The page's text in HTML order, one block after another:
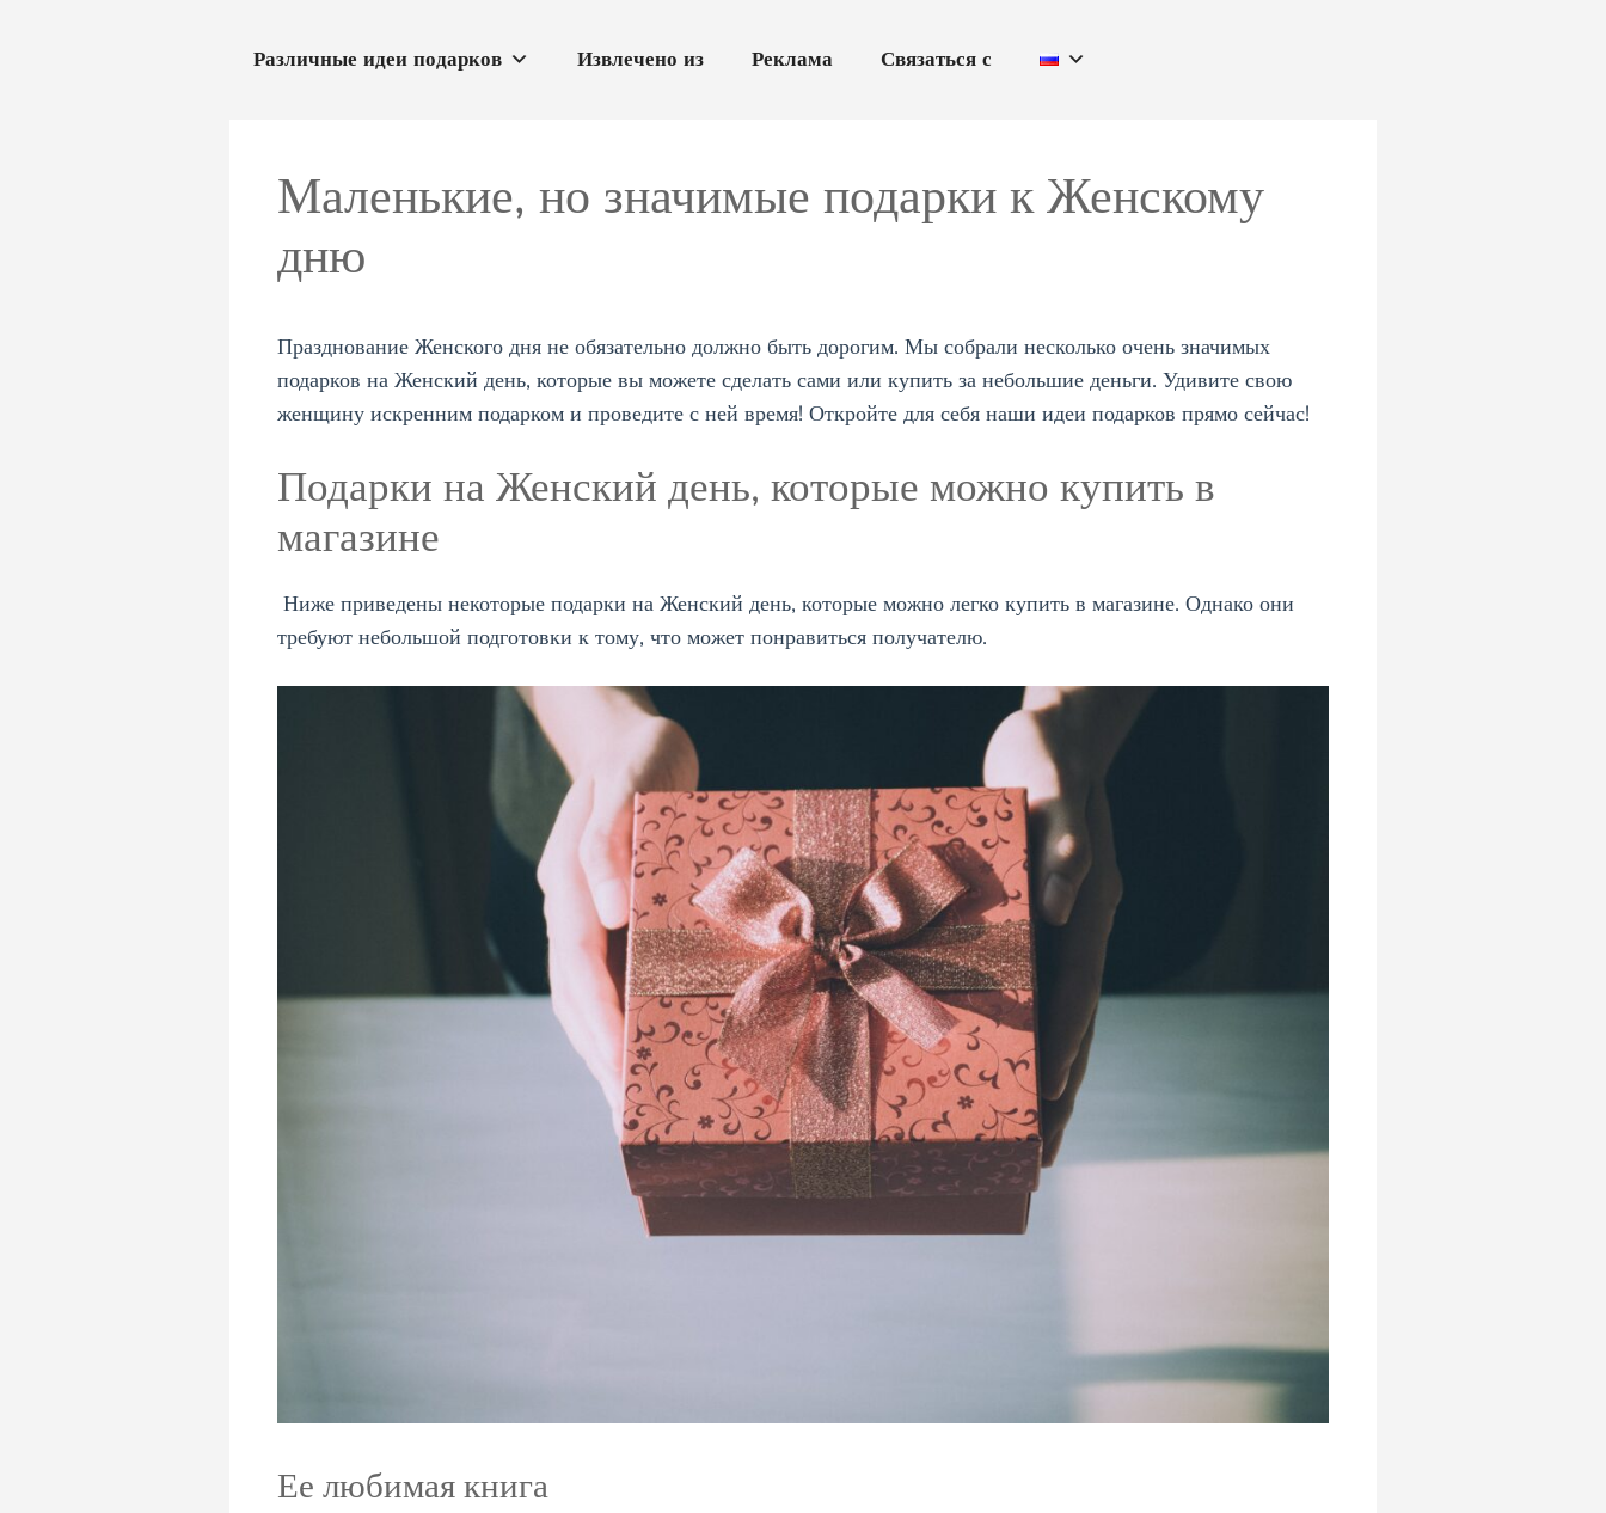
Различные идеи подарков Извлечено из Реклама Связаться с
Маленькие, но значимые подарки к Женскому
дню
Празднование Женского дня не обязательно должно быть дорогим. Мы собрали несколько очень значимых
подарков на Женский день, которые вы можете сделать сами или купить за небольшие деньги. Удивите свою
женщину искренним подарком и проведите с ней время! Откройте для себя наши идеи подарков прямо сейчас!
Подарки на Женский день, которые можно купить в
магазине
Ниже приведены некоторые подарки на Женский день, которые можно легко купить в магазине. Однако они
требуют небольшой подготовки к тому, что может понравиться получателю.
Ее любимая книга